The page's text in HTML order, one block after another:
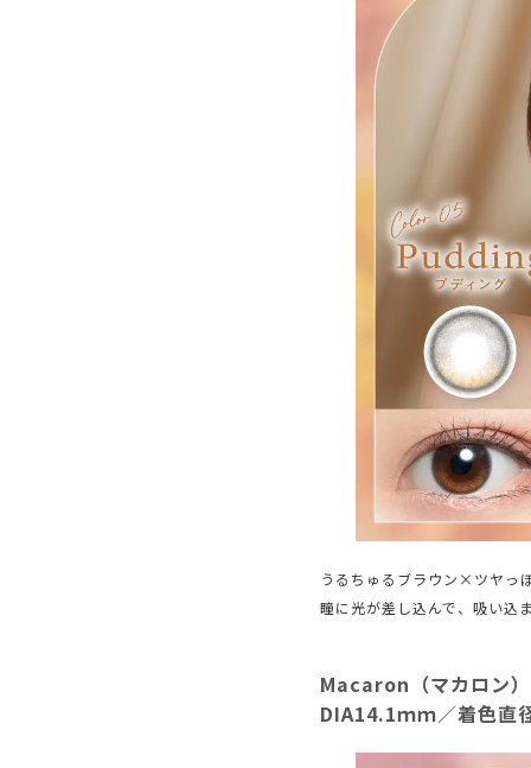
うるちゅるブラウン×ツヤっ
瞳に光が差し込んで、吸い込
Macaron（マカロン）
DIA14.1ｍｍ／着色直